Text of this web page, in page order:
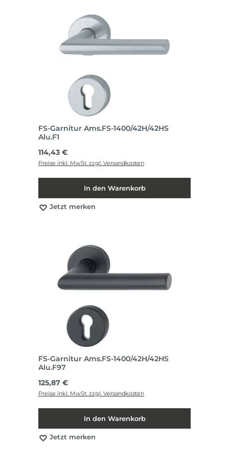
FS-Garnitur Ams.FS-1400/42H/42HS
Alu.F1
Regulärer Preis:
114,43 €
Preise inkl. MwSt. zzgl. Versandkosten
In den Warenkorb
Jetzt merken
FS-Garnitur Ams.FS-1400/42H/42HS
Alu.F97
Regulärer Preis:
125,87 €
Preise inkl. MwSt. zzgl. Versandkosten
In den Warenkorb
Jetzt merken